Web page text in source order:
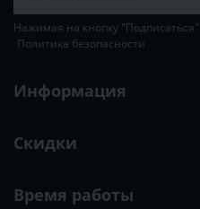
Нажимая на кнопку
Политика безопасности
Информация
Скидки
Время работы